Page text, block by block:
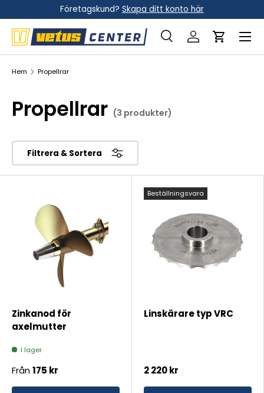
Hoppa till innehållet
Företagskund? Skapa ditt konto här
Sök
Sök Logga inVagn
Meny
Hem Propellrar
Propellrar (3 produkter)
Filtrera & Sortera
Zinkanod för
axelmutter
I lager
Från175 kr
Beställningsvara
Linskärare typ VRC
2 220 kr